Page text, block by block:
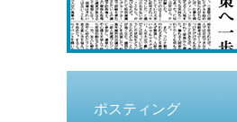
ポスティング